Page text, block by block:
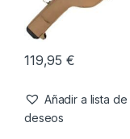
119,95€
Añadir a lista de
deseos